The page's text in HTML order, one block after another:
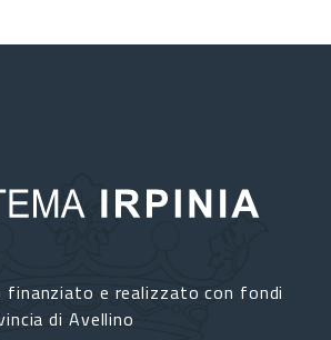
e realizzato con fondi
di Avellino